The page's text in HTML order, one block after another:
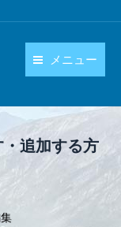
メニュー
語
language
追加する方